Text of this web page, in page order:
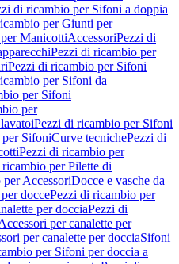
di ricambio per Sifoni a doppia
per Giunti per
ManicottiAccessoriPezzi di
Pezzi di ricambio per
Pezzi di ricambio per Sifoni
per Sifoni da
per Sifoni
per
Pezzi di ricambio per Sifoni
SifoniCurve tecnichePezzi di
Pezzi di ricambio per
per Pilette di
AccessoriDocce e vasche da
doccePezzi di ricambio per
per docciaPezzi di
per canalette per
per canalette per docciaSifoni
per Sifoni per doccia a